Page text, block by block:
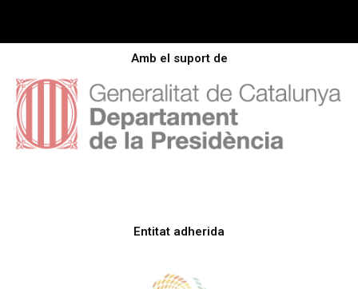
Amb el suport de
Entitat adherida